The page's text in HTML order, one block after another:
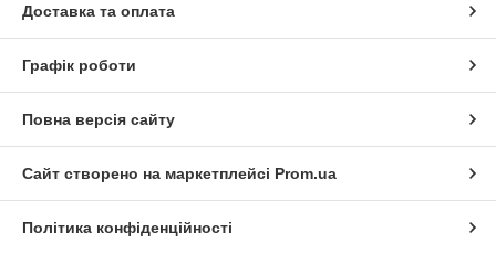
Доставка та оплата
Графік роботи
Повна версія сайту
Сайт створено на маркетплейсі Prom.ua
Політика конфіденційності